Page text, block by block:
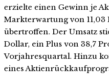
erzielte einen Gewinn je
Markterwartung von
übertroffen. Der Umsatz
Dollar, ein Plus von 38,7
Vorjahresquartal. Hinzu
eines